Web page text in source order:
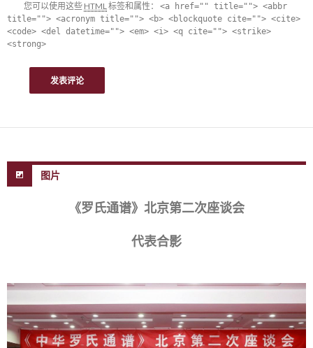
您可以使用这些 HTML标签和属性： <a href="" title=""> <abbr
title=""> <acronym title=""> <b> <blockquote cite=""> <cite>
<code> <del datetime=""> <em> <i> <q cite=""> <strike>
<strong>
图片
《罗氏通谱》北京第二次座谈会
代表合影